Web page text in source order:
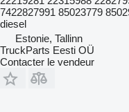
7422827991 85023779
diesel
Estonie, Tallinn
TruckParts Eesti OÜ
Contacter le vendeur